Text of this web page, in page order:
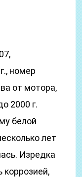
номер
от мотора,
2000 г.
белой
лет
Изредка
коррозией,